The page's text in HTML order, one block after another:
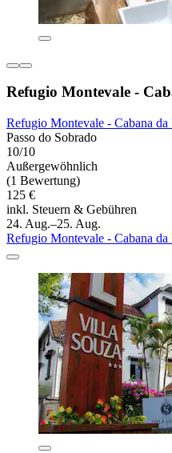
Refugio Montevale -
Refugio Montevale - Cabana da
Passo do Sobrado
10/10
Außergewöhnlich
(1 Bewertung)
125 €
inkl. Steuern & Gebühren
24. Aug.–25. Aug.
Refugio Montevale - Cabana da